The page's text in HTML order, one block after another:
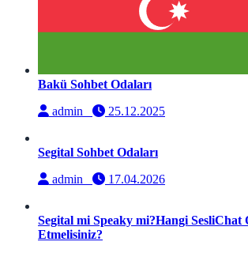
Bakü Sohbet Odaları
admin
25.12.2025
Segital Sohbet Odaları
admin
17.04.2026
Segital mi Speaky mi?Hangi SesliChat
Etmelisiniz?